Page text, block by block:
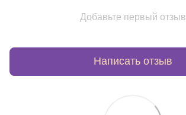
Добавьте первый отзыв
Написать отзыв